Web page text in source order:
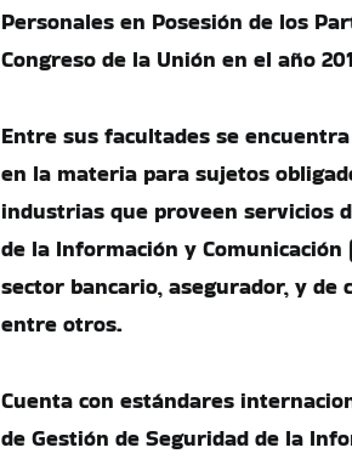
Personales en Posesión de los
Congreso de la Unión en el año
Entre sus facultades se
en la materia para sujetos
industrias que proveen servicios
de la Información y Comunicación
sector bancario, asegurador, y
entre otros.
Cuenta con estándares
de Gestión de Seguridad de la